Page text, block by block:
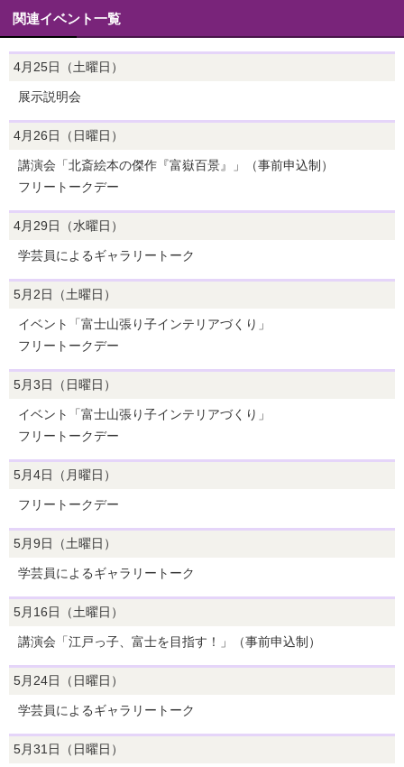
関連イベント一覧
4月25日（土曜日）
展示説明会
4月26日（日曜日）
講演会「北斎絵本の傑作『富嶽百景』」（事前申込制）
フリートークデー
4月29日（水曜日）
学芸員によるギャラリートーク
5月2日（土曜日）
イベント「富士山張り子インテリアづくり」
フリートークデー
5月3日（日曜日）
イベント「富士山張り子インテリアづくり」
フリートークデー
5月4日（月曜日）
フリートークデー
5月9日（土曜日）
学芸員によるギャラリートーク
5月16日（土曜日）
講演会「江戸っ子、富士を目指す！」（事前申込制）
5月24日（日曜日）
学芸員によるギャラリートーク
5月31日（日曜日）